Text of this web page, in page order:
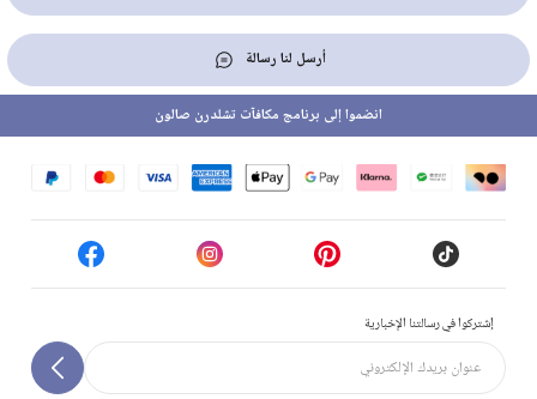
أرسل لنا رسالة
إشتركوا في رسالتنا الإخبارية
انضموا إلى برنامج مكافآت تشلدرن صالون